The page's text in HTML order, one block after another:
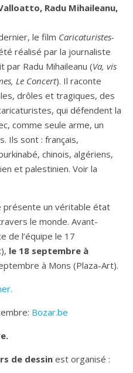
Radu Mihaileanu,
le film Caricaturistes-
réalisé par la journaliste
par Radu Mihaileanu (Va, vis
Le Concert). Il raconte
drôles et tragiques, des
qui défendent la
comme seule arme, un
Ils sont : français,
chinois, algériens,
et palestinien. Voir la
présente un véritable état
le monde. Avant-
de l’équipe le 17
le 18 septembre à
à Mons (Plaza-Art).
Bozar.be
de dessin est organisé :